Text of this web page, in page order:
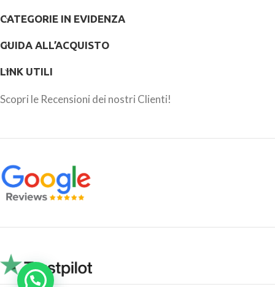
CATEGORIE IN EVIDENZA
GUIDA ALL’ACQUISTO
LINK UTILI
Scopri le Recensioni dei nostri Clienti!